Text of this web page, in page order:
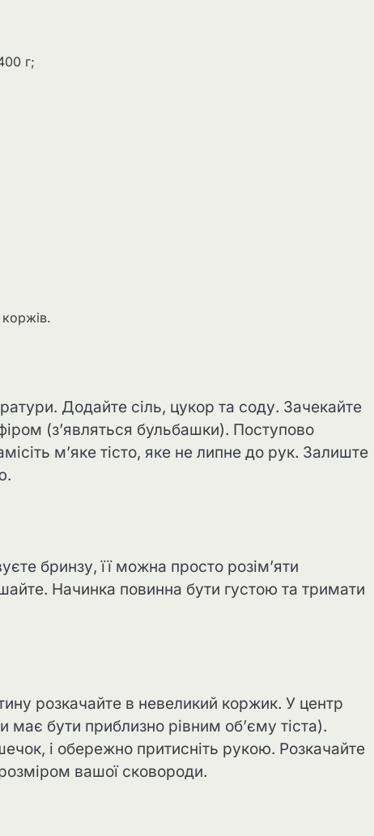
г;
Додайте сіль, цукор та соду. Зачекайте
(з’являться бульбашки). Поступово
м’яке тісто, яке не липне до рук. Залиште
бринзу, її можна просто розім’яти
Начинка повинна бути густою та тримати
розкачайте в невеликий коржик. У центр
має бути приблизно рівним об’єму тіста).
і обережно притисніть рукою. Розкачайте
вашої сковороди.